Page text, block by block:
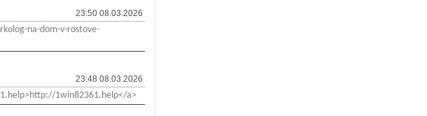
23:50 08.03.2026
na-dom-v-rostove-
23:48 08.03.2026
1win82361.help</a>